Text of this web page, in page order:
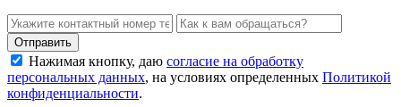
Нажимая кнопку, даю согласие на обработку
персональных данных, на условиях определенных Политикой
конфиденциальности.